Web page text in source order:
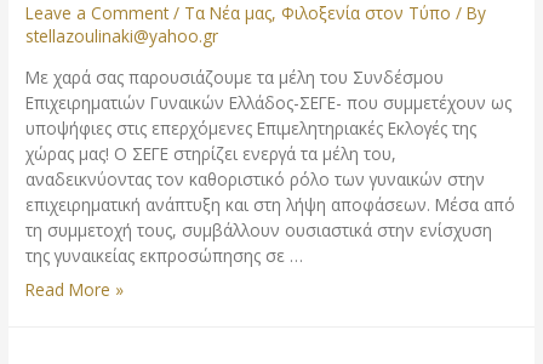
που
Δεν
Πρέπει
να
Αγνοήσουμε
Leave a Comment / Τα Νέα μας,Φιλοξενία στον Τύπο / By
stellazoulinaki@yahoo.gr
Με χαρά σας παρουσιάζουμε τα μέλη του Συνδέσμου
Επιχειρηματιών Γυναικών Ελλάδος-ΣΕΓΕ- που συμμετέχουν ως
υποψήφιες στις επερχόμενες Επιμελητηριακές Εκλογές της
χώρας μας! Ο ΣΕΓΕ στηρίζει ενεργά τα μέλη του,
αναδεικνύοντας τον καθοριστικό ρόλο των γυναικών στην
επιχειρηματική ανάπτυξη και στη λήψη αποφάσεων. Μέσα από
τη συμμετοχή τους, συμβάλλουν ουσιαστικά στην ενίσχυση
της γυναικείας εκπροσώπησης σε …
Τα
Read More »